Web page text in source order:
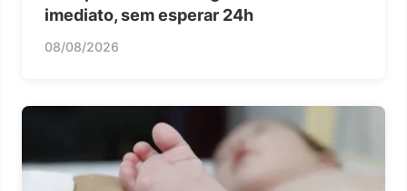
imediato, sem esperar 24h
08/08/2026